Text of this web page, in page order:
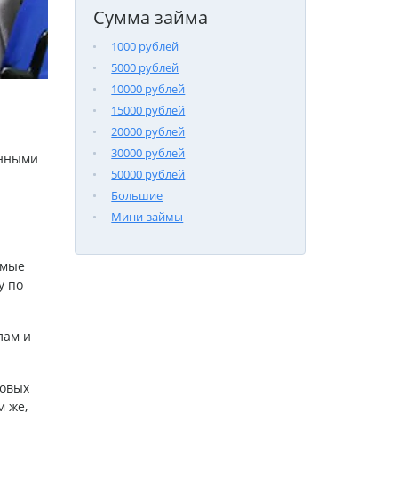
Сумма займа
1000 рублей
5000 рублей
10000 рублей
15000 рублей
20000 рублей
30000 рублей
50000 рублей
Большие
Мини-займы
по
и
же,